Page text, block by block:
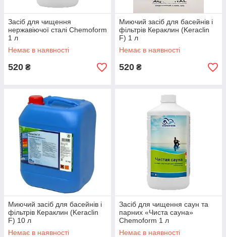
Засіб для чищення
нержавіючої сталі Chemoform
1 л
Немає в наявності
520 ₴
Миючий засіб для басейнів і
фільтрів Кераклин (Keraclin
F) 1 л
Немає в наявності
520 ₴
Миючий засіб для басейнів і
фільтрів Кераклин (Keraclin
F) 10 л
Немає в наявності
Засіб для чищення саун та
парних «Чиста сауна»
Chemoform 1 л
Немає в наявності